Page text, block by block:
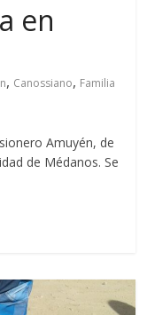
en
, Canossiano, Familia
Amuyén, de
de Médanos. Se